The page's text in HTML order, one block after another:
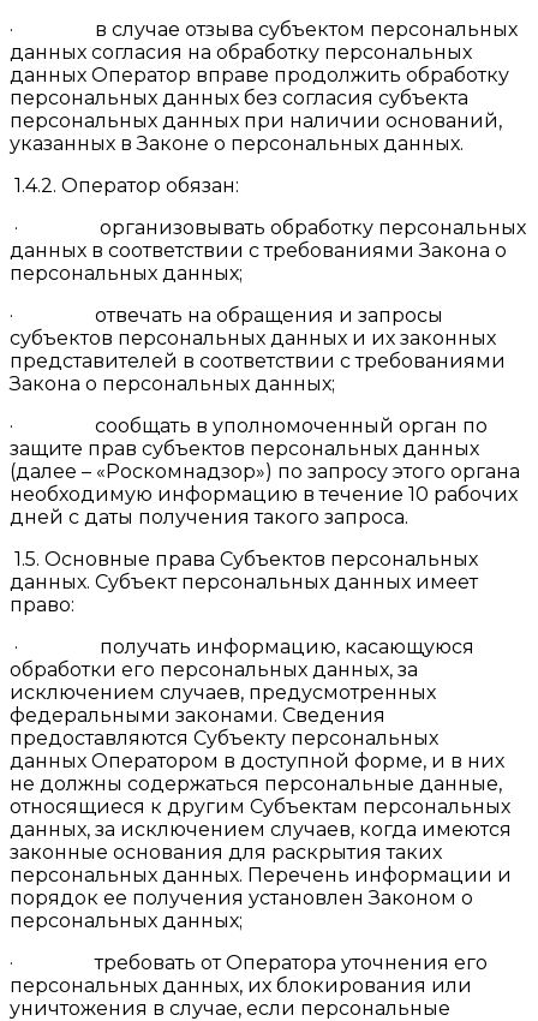
· в случае отзыва субъектом персональных
данных согласия на обработку персональных
данных Оператор вправе продолжить обработку
персональных данных без согласия субъекта
персональных данных при наличии оснований,
указанных в Законе о персональных данных.
1.4.2. Оператор обязан:
· организовывать обработку персональных
данных в соответствии с требованиями Закона о
персональных данных;
· отвечать на обращения и запросы
субъектов персональных данных и их законных
представителей в соответствии с требованиями
Закона о персональных данных;
· сообщать в уполномоченный орган по
защите прав субъектов персональных данных
(далее – «Роскомнадзор») по запросу этого органа
необходимую информацию в течение 10 рабочих
дней с даты получения такого запроса.
1.5. Основные права Субъектов персональных
данных. Субъект персональных данных имеет
право:
· получать информацию, касающуюся
обработки его персональных данных, за
исключением случаев, предусмотренных
федеральными законами. Сведения
предоставляются Субъекту персональных
данных Оператором в доступной форме, и в них
не должны содержаться персональные данные,
относящиеся к другим Субъектам персональных
данных, за исключением случаев, когда имеются
законные основания для раскрытия таких
персональных данных. Перечень информации и
порядок ее получения установлен Законом о
персональных данных;
· требовать от Оператора уточнения его
персональных данных, их блокирования или
уничтожения в случае, если персональные